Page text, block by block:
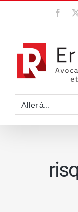
contenu
Aller à...